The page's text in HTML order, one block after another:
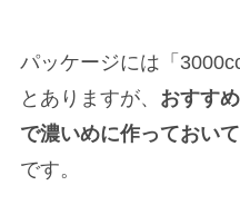
パッケージには「
とありますが、 おすす
で濃いめに作っておい
です。